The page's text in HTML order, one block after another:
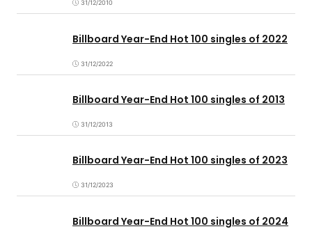
31/12/2010
Billboard Year-End Hot 100 singles of 2022
31/12/2022
Billboard Year-End Hot 100 singles of 2013
31/12/2013
Billboard Year-End Hot 100 singles of 2023
31/12/2023
Billboard Year-End Hot 100 singles of 2024